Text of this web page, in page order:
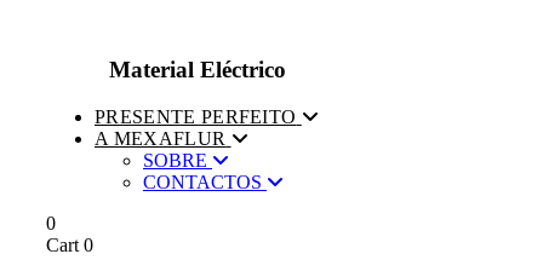
Material Eléctrico
PRESENTE PERFEITO
A MEXAFLUR
SOBRE
CONTACTOS
0
Cart 0